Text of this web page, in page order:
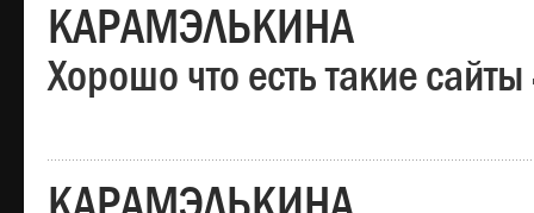
КАРАМЭЛЬКИНА
Хорошо что есть такие сайты